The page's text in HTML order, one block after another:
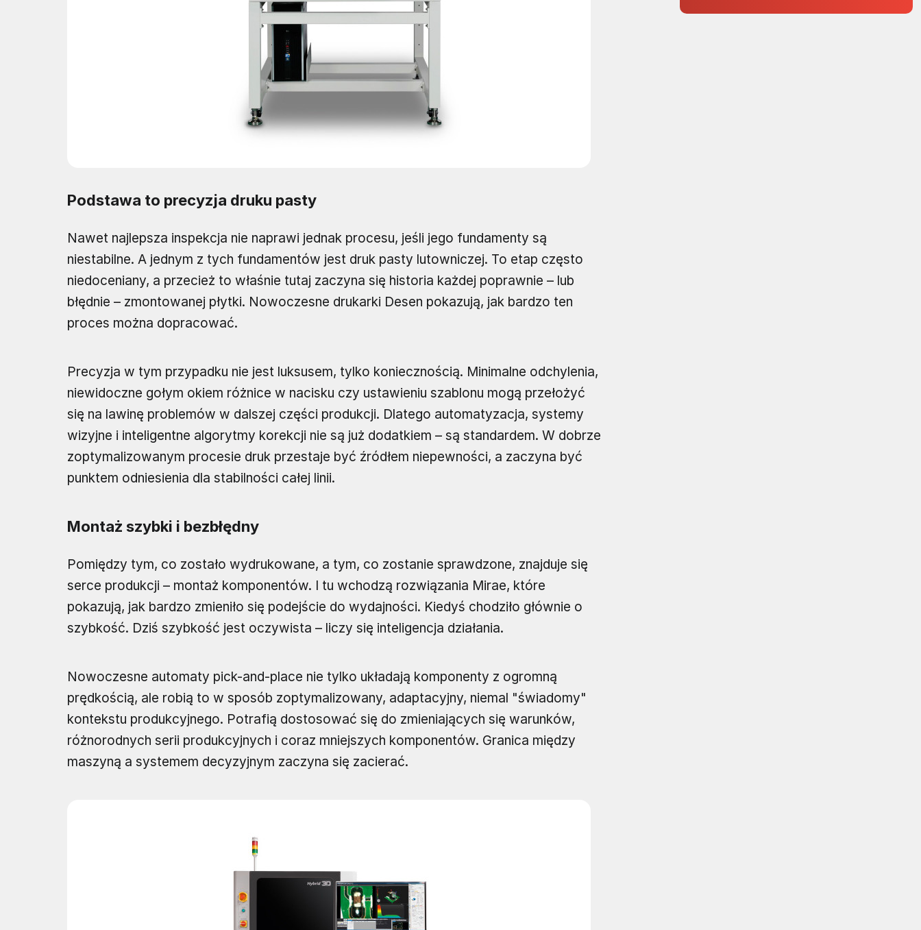
Podstawa to precyzja druku pasty
Nawet najlepsza inspekcja nie naprawi jednak procesu, jeśli jego fundamenty są
niestabilne. A jednym z tych fundamentów jest druk pasty lutowniczej. To etap często
niedoceniany, a przecież to właśnie tutaj zaczyna się historia każdej poprawnie – lub
błędnie – zmontowanej płytki. Nowoczesne drukarki Desen pokazują, jak bardzo ten
proces można dopracować.
Precyzja w tym przypadku nie jest luksusem, tylko koniecznością. Minimalne odchylenia,
niewidoczne gołym okiem różnice w nacisku czy ustawieniu szablonu mogą przełożyć
się na lawinę problemów w dalszej części produkcji. Dlatego automatyzacja, systemy
wizyjne i inteligentne algorytmy korekcji nie są już dodatkiem – są standardem. W dobrze
zoptymalizowanym procesie druk przestaje być źródłem niepewności, a zaczyna być
punktem odniesienia dla stabilności całej linii.
Montaż szybki i bezbłędny
Pomiędzy tym, co zostało wydrukowane, a tym, co zostanie sprawdzone, znajduje się
serce produkcji – montaż komponentów. I tu wchodzą rozwiązania Mirae, które
pokazują, jak bardzo zmieniło się podejście do wydajności. Kiedyś chodziło głównie o
szybkość. Dziś szybkość jest oczywista – liczy się inteligencja działania.
Nowoczesne automaty pick-and-place nie tylko układają komponenty z ogromną
prędkością, ale robią to w sposób zoptymalizowany, adaptacyjny, niemal "świadomy"
kontekstu produkcyjnego. Potrafią dostosować się do zmieniających się warunków,
różnorodnych serii produkcyjnych i coraz mniejszych komponentów. Granica między
maszyną a systemem decyzyjnym zaczyna się zacierać.